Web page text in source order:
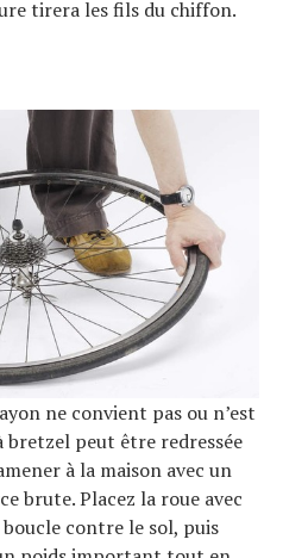
tirera les fils du chiffon.
ne convient pas ou n’est
bretzel peut être redressée
à la maison avec un
brute. Placez la roue avec
contre le sol, puis